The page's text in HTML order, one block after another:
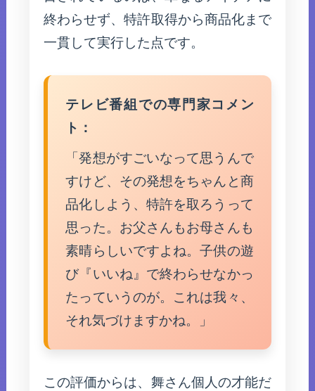
終わらせず、特許取得から商品化まで
一貫して実行した点です。
テレビ番組での専門家コメン
ト：
「発想がすごいなって思うんで
すけど、その発想をちゃんと商
品化しよう、特許を取ろうって
思った。お父さんもお母さんも
素晴らしいですよね。子供の遊
び『いいね』で終わらせなかっ
たっていうのが。これは我々、
それ気づけますかね。」
この評価からは、舞さん個人の才能だ